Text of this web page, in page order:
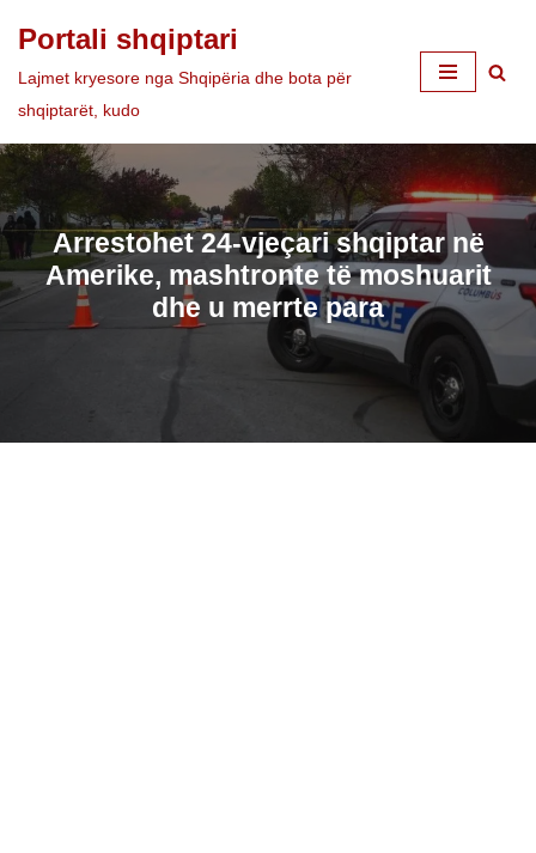
Skip
to
Portali shqiptari
Lajmet kryesore nga Shqipëria dhe bota për
shqiptarët, kudo
Arrestohet 24-vjeçari shqiptar në
Amerike, mashtronte të moshuarit
dhe u merrte para